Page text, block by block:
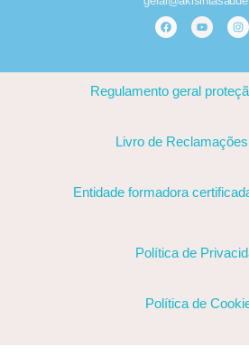
Regulamento geral
Livro de
Entidade formadora
Política de
Política de